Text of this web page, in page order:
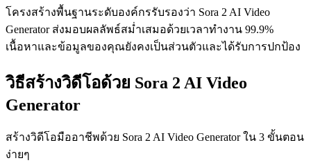
โครงสร้างพื้นฐานระดับองค์กรรับรองว่า Sora 2 AI Video
Generator ส่งมอบผลลัพธ์สม่ำเสมอด้วยเวลาทำงาน 99.9%
เนื้อหาและข้อมูลของคุณยังคงเป็นส่วนตัวและได้รับการปกป้อง
วิธีสร้างวิดีโอด้วย Sora 2 AI Video
Generator
สร้างวิดีโอมืออาชีพด้วย Sora 2 AI Video Generator ใน 3 ขั้นตอน
ง่ายๆ